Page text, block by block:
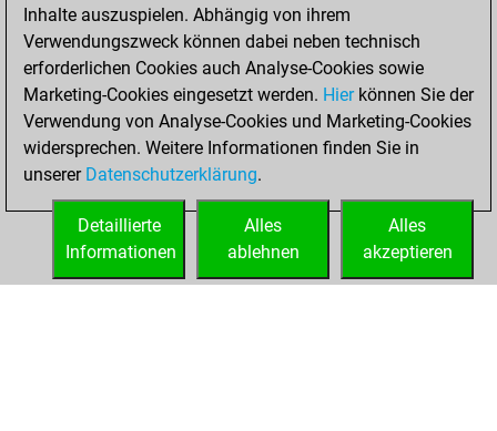
Freitag,
November 14,
2025
You played 15
bullet games
Play
You scored +5
=0 -10 in bullet
Inhalte auszuspielen. Abhängig von ihrem
Verwendungszweck können dabei neben technisch
erforderlichen Cookies auch Analyse-Cookies sowie
Marketing-Cookies eingesetzt werden. Hierkönnen Sie der
Verwendung von Analyse-Cookies und Marketing-Cookies
widersprechen. Weitere Informationen finden Sie in
unserer Datenschutzerklärung.
Alles
akzeptieren
Alles
ablehnen
Detaillierte
Informationen